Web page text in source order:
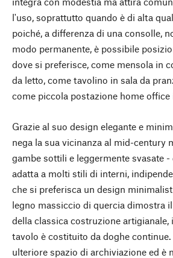
l'uso, soprattutto quando è di alta
poiché, a differenza di una consolle,
modo permanente, è possibile
dove si preferisce, come mensola in
da letto, come tavolino in sala da
come piccola postazione home
Grazie al suo design elegante e
nega la sua vicinanza al mid-century
gambe sottili e leggermente svasate
adatta a molti stili di interni,
che si preferisca un design
legno massiccio di quercia dimostra
della classica costruzione artigianale,
tavolo è costituito da doghe
ulteriore spazio di archiviazione ed è